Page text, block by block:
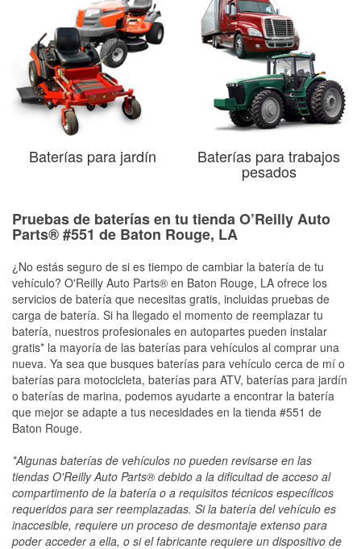
Baterías para jardín Baterías para trabajos
pesados
Pruebas de baterías en tu tienda O’Reilly Auto
Parts® #551 de Baton Rouge, LA
¿No estás seguro de si es tiempo de cambiar la batería de tu
vehículo? O'Reilly Auto Parts® en Baton Rouge, LA ofrece los
servicios de batería que necesitas gratis, incluidas pruebas de
carga de batería. Si ha llegado el momento de reemplazar tu
batería, nuestros profesionales en autopartes pueden instalar
gratis* la mayoría de las baterías para vehículos al comprar una
nueva. Ya sea que busques baterías para vehículo cerca de mí o
baterías para motocicleta, baterías para ATV, baterías para jardín
o baterías de marina, podemos ayudarte a encontrar la batería
que mejor se adapte a tus necesidades en la tienda #551 de
Baton Rouge.
*Algunas baterías de vehículos no pueden revisarse en las
tiendas O'Reilly Auto Parts® debido a la dificultad de acceso al
compartimento de la batería o a requisitos técnicos específicos
requeridos para ser reemplazadas. Si la batería del vehículo es
inaccesible, requiere un proceso de desmontaje extenso para
poder acceder a ella, o si el fabricante requiere un dispositivo de